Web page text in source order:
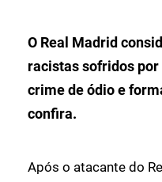
O Real Madrid
racistas sofridos
crime de ódio e
confira.
Após o atacante do